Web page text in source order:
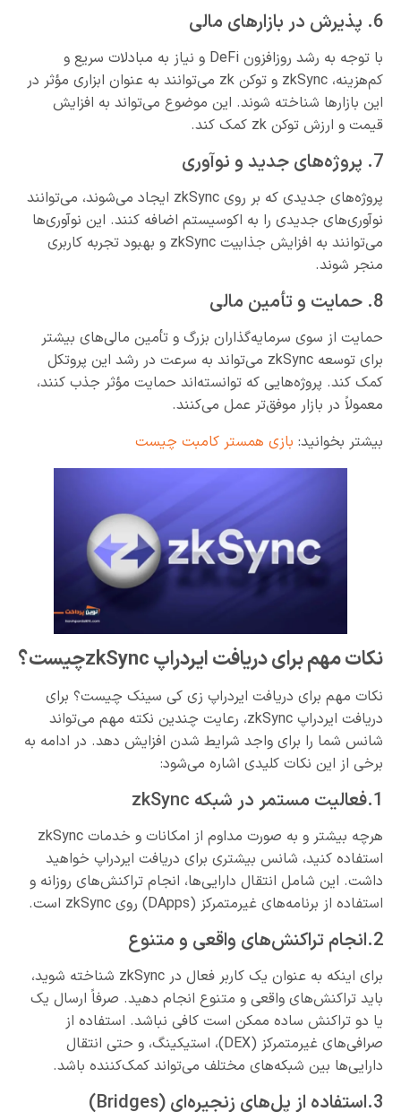
6. پذیرش در بازارهای مالی
با توجه به رشد روزافزون DeFi و نیاز به مبادلات سریع و
کم‌هزینه، zkSync و توکن zk می‌توانند به عنوان ابزاری مؤثر در
این بازارها شناخته شوند. این موضوع می‌تواند به افزایش
قیمت و ارزش توکن zk کمک کند.
7. پروژه‌های جدید و نوآوری
پروژه‌های جدیدی که بر روی zkSync ایجاد می‌شوند، می‌توانند
نوآوری‌های جدیدی را به اکوسیستم اضافه کنند. این نوآوری‌ها
می‌توانند به افزایش جذابیت zkSync و بهبود تجربه کاربری
منجر شوند.
8. حمایت و تأمین مالی
حمایت از سوی سرمایه‌گذاران بزرگ و تأمین مالی‌های بیشتر
برای توسعه zkSync می‌تواند به سرعت در رشد این پروتکل
کمک کند. پروژه‌هایی که توانسته‌اند حمایت مؤثر جذب کنند،
معمولاً در بازار موفق‌تر عمل می‌کنند.
بیشتر بخوانید: بازی همستر کامبت چیست
نکات مهم برای دریافت ایردراپ zkSyncچیست؟
نکات مهم برای دریافت ایردراپ زی کی سینک چیست؟ برای
دریافت ایردراپ zkSync، رعایت چندین نکته مهم می‌تواند
شانس شما را برای واجد شرایط شدن افزایش دهد. در ادامه به
برخی از این نکات کلیدی اشاره می‌شود:
1.فعالیت مستمر در شبکه zkSync
هرچه بیشتر و به صورت مداوم از امکانات و خدمات zkSync
استفاده کنید، شانس بیشتری برای دریافت ایردراپ خواهید
داشت. این شامل انتقال دارایی‌ها، انجام تراکنش‌های روزانه و
استفاده از برنامه‌های غیرمتمرکز (DApps) روی zkSync است.
2.انجام تراکنش‌های واقعی و متنوع
برای اینکه به عنوان یک کاربر فعال در zkSync شناخته شوید،
باید تراکنش‌های واقعی و متنوع انجام دهید. صرفاً ارسال یک
یا دو تراکنش ساده ممکن است کافی نباشد. استفاده از
صرافی‌های غیرمتمرکز (DEX)، استیکینگ، و حتی انتقال
دارایی‌ها بین شبکه‌های مختلف می‌تواند کمک‌کننده باشد.
3.استفاده از پل‌های زنجیره‌ای (Bridges)